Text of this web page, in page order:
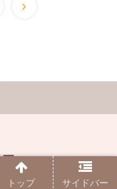
ッカー.
トップ サイドバー